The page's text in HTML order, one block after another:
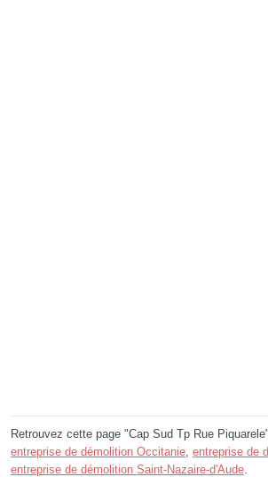
Retrouvez cette page "Cap Sud Tp Rue
entreprise de démolition Occitanie, entreprise de
entreprise de démolition Saint-Nazaire-d'Aude.